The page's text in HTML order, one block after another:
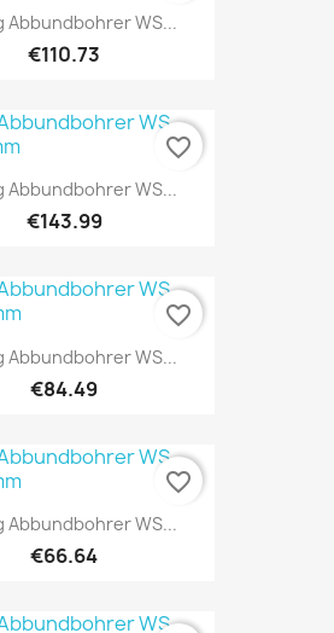
Abbundbohrer WS...
€110.73
Abbundbohrer WS...
€143.99
favorite_border
Abbundbohrer WS...
€84.49
favorite_border
Abbundbohrer WS...
€66.64
favorite_border